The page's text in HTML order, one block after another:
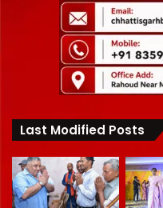
Last Modified Posts